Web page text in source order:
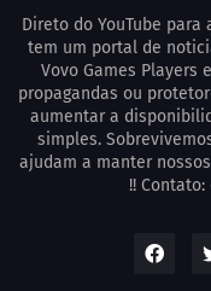
Direto do YouTube para
tem um portal de
Vovo Games Players
propagandas ou
aumentar a
simples.
ajudam a manter
!!